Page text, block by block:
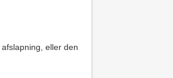
eller den